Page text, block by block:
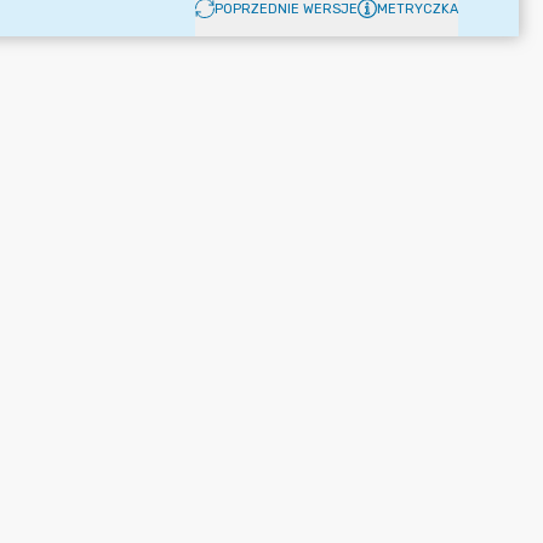
POPRZEDNIE WERSJE METRYCZKA